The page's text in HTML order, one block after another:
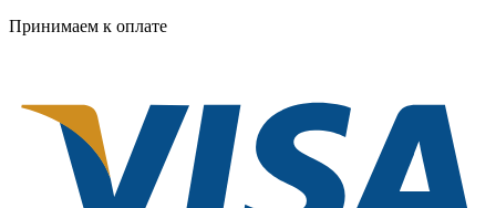
Принимаем к оплате